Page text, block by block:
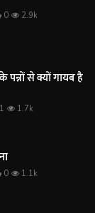
0 2.9k
से क्यों गायब है
1 1.7k
0 1.1k